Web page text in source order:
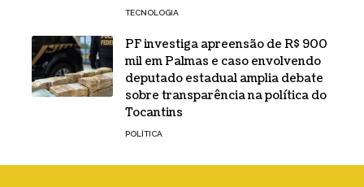
TECNOLOGIA
PF investiga apreensão de R$ 900
mil em Palmas e caso envolvendo
deputado estadual amplia debate
sobre transparência na política do
Tocantins
POLÍTICA